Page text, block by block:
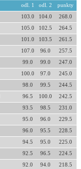
odl. 1 odl. 2 punkty
103.0 104.0 268.0
105.0 102.5 264.5
101.0 103.5 261.5
107.0 96.0 257.5
99.0 99.0 247.0
100.0 97.0 245.0
98.0 99.5 244.5
96.5 100.0 242.5
93.5 98.5 231.0
95.0 96.0 229.5
96.0 95.5 228.5
94.5 95.0 225.0
92.5 96.5 224.5
92.0 94.0 218.5